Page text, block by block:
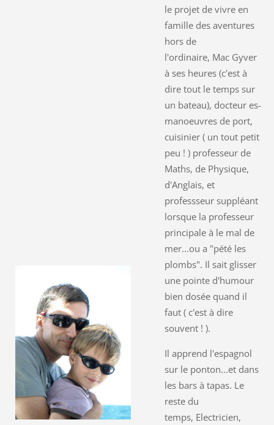
le projet de vivre en
famille des aventures
hors de
l'ordinaire, Mac Gyver
à ses heures (c'est à
dire tout le temps sur
un bateau), docteur es-
manoeuvres de port,
cuisinier ( un tout petit
peu ! ) professeur de
Maths, de Physique,
d'Anglais, et
professseur suppléant
lorsque la professeur
principale à le mal de
mer...ou a "pété les
plombs". Il sait glisser
une pointe d'humour
bien dosée quand il
faut ( c'est à dire
souvent ! ).
Il apprend l'espagnol
sur le ponton...et dans
les bars à tapas. Le
reste du
temps, Electricien,